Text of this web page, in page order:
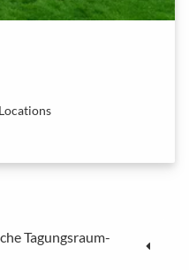
Tagungsraum-